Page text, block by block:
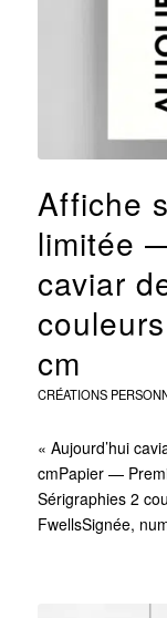
Affiche
limitée
caviar
cm
CRÉATIONS
« Aujourd’hui
cmPapier —
Sérigraphies 2
FwellsSignée,